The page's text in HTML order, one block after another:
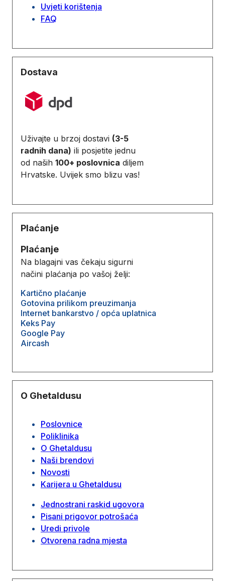
Uvjeti korištenja
FAQ
Dostava
Uživajte u brzoj dostavi (3-5
radnih dana) ili posjetite jednu
od naših 100+ poslovnica diljem
Hrvatske. Uvijek smo blizu vas!
Plaćanje
Plaćanje
Na blagajni vas čekaju sigurni
načini plaćanja po vašoj želji:
Kartično plaćanje
Gotovina prilikom preuzimanja
Internet bankarstvo / opća uplatnica
Keks Pay
Google Pay
Aircash
O Ghetaldusu
Poslovnice
Poliklinika
O Ghetaldusu
Naši brendovi
Novosti
Karijera u Ghetaldusu
Jednostrani raskid ugovora
Pisani prigovor potrošaća
Uredi privole
Otvorena radna mjesta